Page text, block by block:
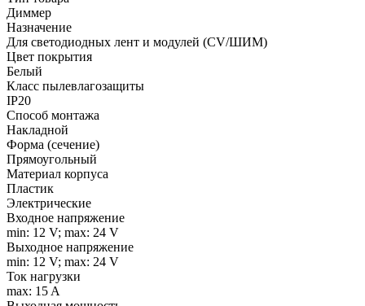
Диммер
Назначение
Для светодиодных лент и модулей (CV/ШИМ)
Цвет покрытия
Белый
Класс пылевлагозащиты
IP20
Способ монтажа
Накладной
Форма (сечение)
Прямоугольный
Материал корпуса
Пластик
Электрические
Входное напряжение
min: 12 V; max: 24 V
Выходное напряжение
min: 12 V; max: 24 V
Ток нагрузки
max: 15 A